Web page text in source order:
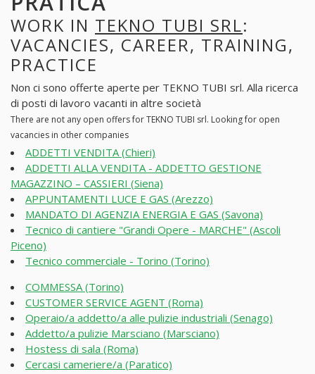
WORK IN TEKNO TUBI SRL:
VACANCIES, CAREER, TRAINING,
PRACTICE
Non ci sono offerte aperte per TEKNO TUBI srl. Alla ricerca
di posti di lavoro vacanti in altre società
There are not any open offers for TEKNO TUBI srl. Looking for open
vacancies in other companies
ADDETTI VENDITA (Chieri)
ADDETTI ALLA VENDITA - ADDETTO GESTIONE
MAGAZZINO – CASSIERI (Siena)
APPUNTAMENTI LUCE E GAS (Arezzo)
MANDATO DI AGENZIA ENERGIA E GAS (Savona)
Tecnico di cantiere "Grandi Opere - MARCHE" (Ascoli
Piceno)
Tecnico commerciale - Torino (Torino)
COMMESSA (Torino)
CUSTOMER SERVICE AGENT (Roma)
Operaio/a addetto/a alle pulizie industriali (Senago)
Addetto/a pulizie Marsciano (Marsciano)
Hostess di sala (Roma)
Cercasi cameriere/a (Paratico)